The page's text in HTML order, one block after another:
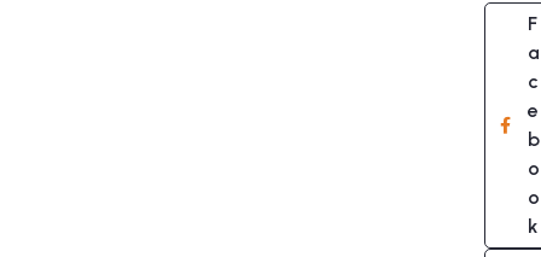
F
a
c
e
b
o
o
k